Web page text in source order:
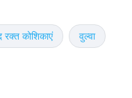
कोशिकाएं वुल्वा